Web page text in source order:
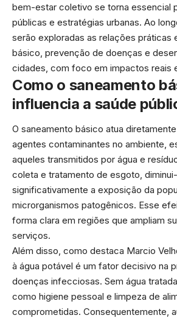
bem-estar coletivo se torna essencial
públicas e estratégias urbanas. Ao
serão exploradas as relações práticas
básico, prevenção de doenças e
cidades, com foco em impactos reais
Como o saneamento
influencia a saúde
O saneamento básico atua
agentes contaminantes no ambiente,
aqueles transmitidos por água e
coleta e tratamento de esgoto,
significativamente a exposição da
microrganismos patogênicos. Esse
forma clara em regiões que ampliam
serviços.
Além disso, como destaca Marcio
à água potável é um fator decisivo na
doenças infecciosas. Sem água
como higiene pessoal e limpeza de
comprometidas. Consequentemente,